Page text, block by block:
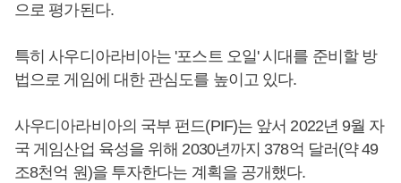
으로 평가된다.
특히 사우디아라비아는 '포스트 오일' 시대를 준비할 방
법으로 게임에 대한 관심도를 높이고 있다.
사우디아라비아의 국부 펀드(PIF)는 앞서 2022년 9월 자
국 게임산업 육성을 위해 2030년까지 378억 달러(약 49
조8천억 원)을 투자한다는 계획을 공개했다.